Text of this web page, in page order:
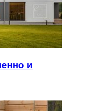
и